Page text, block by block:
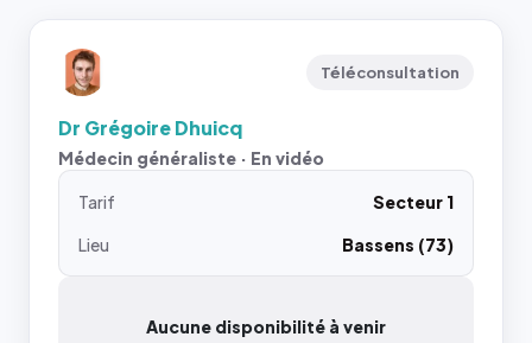
Téléconsultation
Dr Grégoire Dhuicq
Médecin généraliste · En vidéo
Tarif
Secteur 1
Lieu
Bassens (73)
Aucune disponibilité à venir